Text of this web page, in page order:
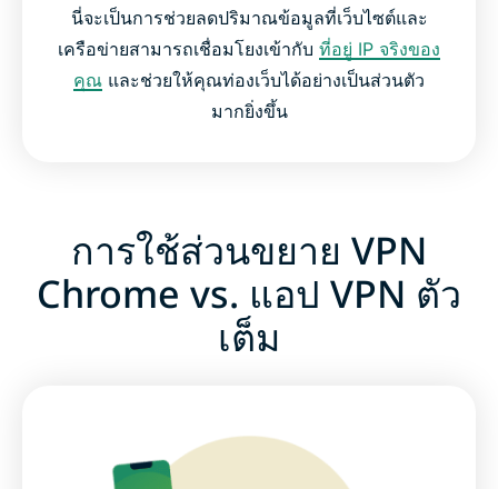
นี่จะเป็นการช่วยลดปริมาณข้อมูลที่เว็บไซต์และ
เครือข่ายสามารถเชื่อมโยงเข้ากับ ที่อยู่ IP จริงของ
คุณ และช่วยให้คุณท่องเว็บได้อย่างเป็นส่วนตัว
มากยิ่งขึ้น
การใช้ส่วนขยาย VPN
Chrome vs. แอป VPN ตัว
เต็ม